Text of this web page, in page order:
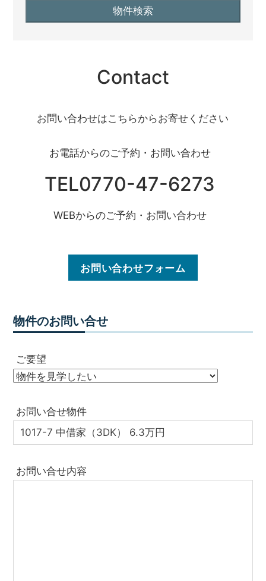
Contact
お問い合わせはこちらからお寄せください
お電話からのご予約・お問い合わせ
TEL0770-47-6273
WEBからのご予約・お問い合わせ
お問い合わせフォーム
物件のお問い合せ
ご要望
お問い合せ物件
お問い合せ内容